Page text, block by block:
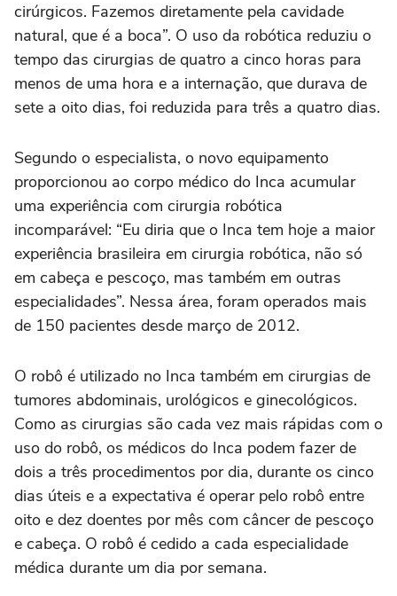
cirúrgicos. Fazemos diretamente pela cavidade
natural, que é a boca”. O uso da robótica reduziu o
tempo das cirurgias de quatro a cinco horas para
menos de uma hora e a internação, que durava de
sete a oito dias, foi reduzida para três a quatro dias.
Segundo o especialista, o novo equipamento
proporcionou ao corpo médico do Inca acumular
uma experiência com cirurgia robótica
incomparável: “Eu diria que o Inca tem hoje a maior
experiência brasileira em cirurgia robótica, não só
em cabeça e pescoço, mas também em outras
especialidades”. Nessa área, foram operados mais
de 150 pacientes desde março de 2012.
O robô é utilizado no Inca também em cirurgias de
tumores abdominais, urológicos e ginecológicos.
Como as cirurgias são cada vez mais rápidas com o
uso do robô, os médicos do Inca podem fazer de
dois a três procedimentos por dia, durante os cinco
dias úteis e a expectativa é operar pelo robô entre
oito e dez doentes por mês com câncer de pescoço
e cabeça. O robô é cedido a cada especialidade
médica durante um dia por semana.